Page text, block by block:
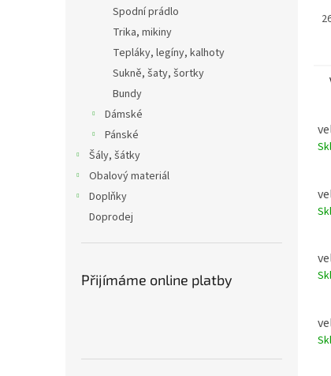
Spodní prádlo
Trika, mikiny
Tepláky, legíny, kalhoty
Sukně, šaty, šortky
Bundy
Dámské
Pánské
Šály, šátky
Obalový materiál
Doplňky
Doprodej
Přijímáme online platby